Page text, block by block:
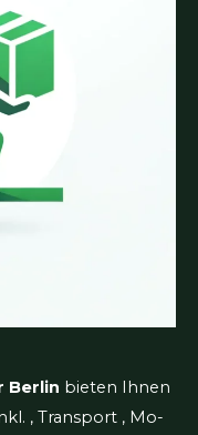
Berlin bieten Ihnen
, Transport , Mo-